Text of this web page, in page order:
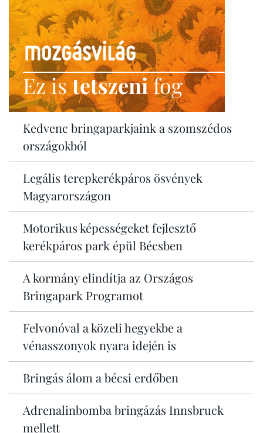
Ez istetszenifog
Kedvenc bringaparkjaink a szomszédos
országokból
Legális terepkerékpáros ösvények
Magyarországon
Motorikus képességeket fejlesztő
kerékpáros park épül Bécsben
A kormány elindítja az Országos
Bringapark Programot
Felvonóval a közeli hegyekbe a
vénasszonyok nyara idején is
Bringás álom a bécsi erdőben
Adrenalinbomba bringázás Innsbruck
mellett